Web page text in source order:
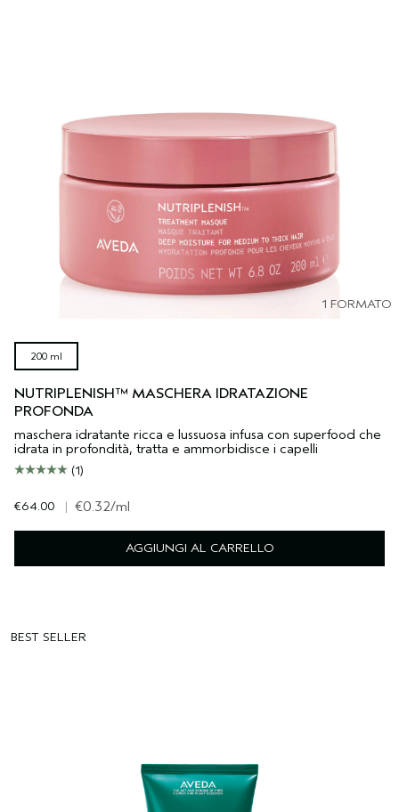
1 FORMATO
200 ml
NUTRIPLENISH™ MASCHERA IDRATAZIONE
PROFONDA
maschera idratante ricca e lussuosa infusa con superfood che
idrata in profondità, tratta e ammorbidisce i capelli
(1)
€64.00 | €0.32/ml
AGGIUNGI AL CARRELLO
BEST SELLER